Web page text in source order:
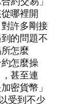
哪裡開
許多剛接
的問題不
怎麼
怎麼操
甚至連
密貨幣」
受到不少